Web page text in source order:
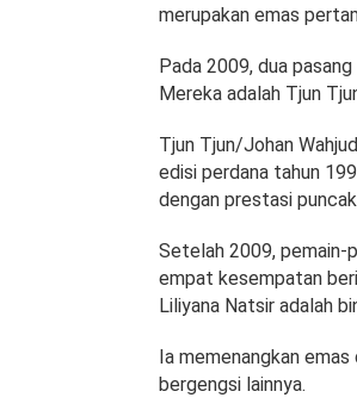
merupakan emas
Pada 2009, dua
Mereka adalah Tjun
Tjun Tjun/Johan
edisi perdana tahun
dengan prestasi
Setelah 2009, pemain-
empat kesempatan
Liliyana Natsir adalah
Ia memenangkan
bergengsi lainnya.